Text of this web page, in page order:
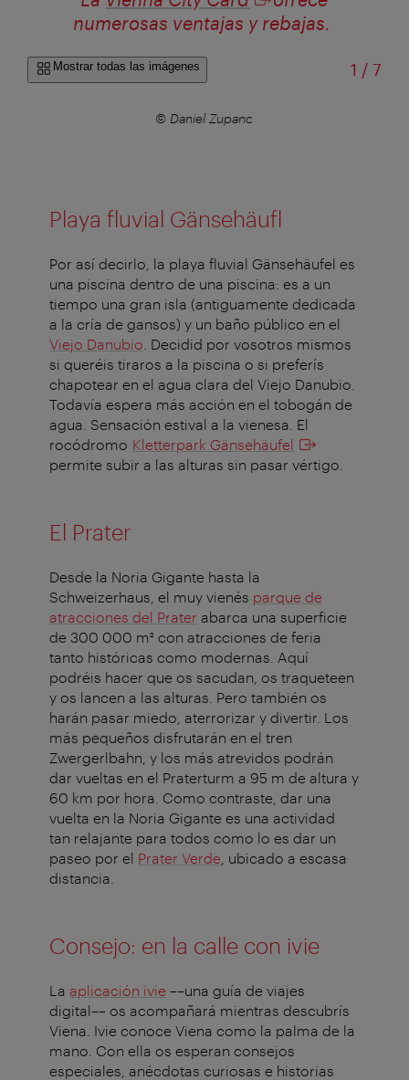
numerosas ventajas y rebajas.
Mostrar todas las imágenes 1 /de
7
© Daniel Zupanc
Playa fluvial Gänsehäufl
Por así decirlo, la playa fluvial Gänsehäufel es
una piscina dentro de una piscina: es a un
tiempo una gran isla (antiguamente dedicada
a la cría de gansos) y un baño público en el
Viejo Danubio . Decidid por vosotros mismos
si queréis tiraros a la piscina o si preferís
chapotear en el agua clara del Viejo Danubio.
Todavía espera más acción en el tobogán de
agua. Sensación estival a la vienesa. El
rocódromo Kletterpark Gänsehäufel
permite subir a las alturas sin pasar vértigo.
El Prater
Desde la Noria Gigante hasta la
Schweizerhaus, el muy vienés parque de
atracciones del Prater abarca una superficie
de 300 000 m² con atracciones de feria
tanto históricas como modernas. Aquí
podréis hacer que os sacudan, os traqueteen
y os lancen a las alturas. Pero también os
harán pasar miedo, aterrorizar y divertir. Los
más pequeños disfrutarán en el tren
Zwergerlbahn, y los más atrevidos podrán
dar vueltas en el Praterturm a 95 m de altura y
60 km por hora. Como contraste, dar una
vuelta en la Noria Gigante es una actividad
tan relajante para todos como lo es dar un
paseo por el Prater Verde , ubicado a escasa
distancia.
Consejo: en la calle con ivie
La aplicación ivie ––una guía de viajes
digital–– os acompañará mientras descubrís
Viena. Ivie conoce Viena como la palma de la
mano. Con ella os esperan consejos
especiales, anécdotas curiosas e historias